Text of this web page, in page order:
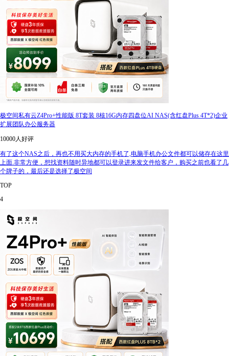
极空间私有云Z4Pro+性能版 8T套装 8核16G内存四盘位AI NAS(含红盘Plus 4T*2)企业
扩展团队办公服务器
10000人好评
有了这个NAS之后，再也不用买大内存的手机了,电脑手机办公文件都可以储存在这里
上面.非常方便，想找资料随时异地都可以登录进来发文件给客户，购买之前也看了几
个牌子的，最后还是选择了极空间
TOP
4